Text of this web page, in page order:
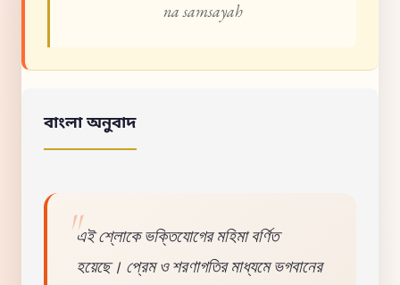
na samsayah
বাংলা অনুবাদ
এই শ্লোকে ভক্তিযোগের মহিমা বর্ণিত
হয়েছে। প্রেম ও শরণাগতির মাধ্যমে ভগবানের